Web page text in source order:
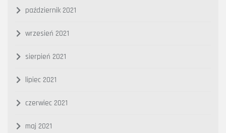
październik 2021
wrzesień 2021
sierpień 2021
lipiec 2021
czerwiec 2021
maj 2021